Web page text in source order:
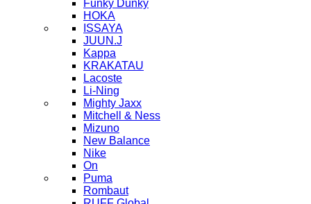
Funky Dunky
HOKA
ISSAYA
JUUN.J
Kappa
KRAKATAU
Lacoste
Li-Ning
Mighty Jaxx
Mitchell & Ness
Mizuno
New Balance
Nike
On
Puma
Rombaut